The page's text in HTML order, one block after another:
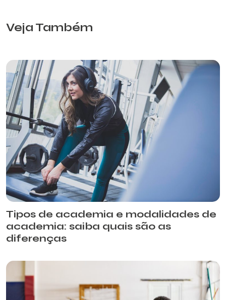
Veja Também
Tipos de academia e modalidades de
academia: saiba quais são as
diferenças